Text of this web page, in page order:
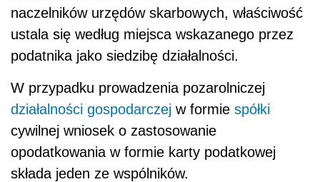
naczelników urzędów skarbowych, właściwość
ustala się według miejsca wskazanego przez
podatnika jako siedzibę działalności.
W przypadku prowadzenia pozarolniczej
działalności gospodarczej w formie spółki
cywilnej wniosek o zastosowanie
opodatkowania w formie karty podatkowej
składa jeden ze wspólników.